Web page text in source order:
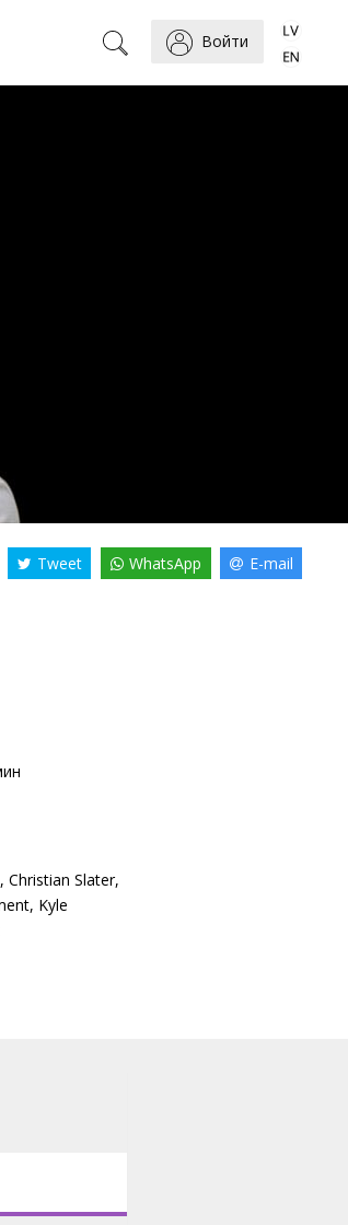
Войти
Tweet WhatsApp E-mail
, Christian Slater,
, Kyle